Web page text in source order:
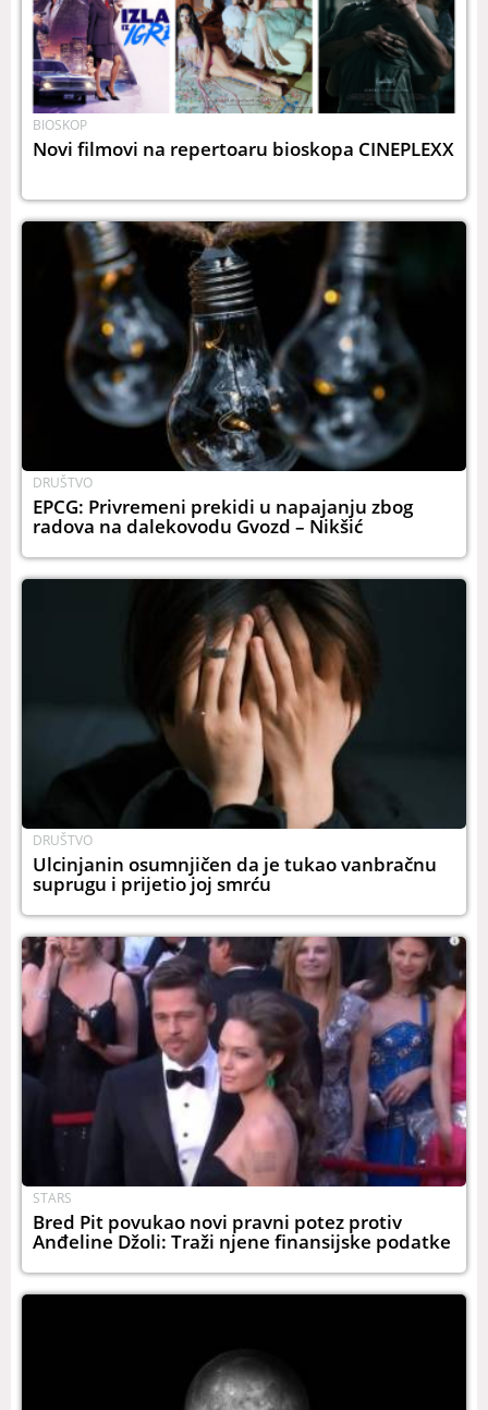
BIOSKOP
Novi filmovi na repertoaru bioskopa CINEPLEXX
DRUŠTVO
EPCG: Privremeni prekidi u napajanju zbog
radova na dalekovodu Gvozd – Nikšić
DRUŠTVO
Ulcinjanin osumnjičen da je tukao vanbračnu
suprugu i prijetio joj smrću
STARS
Bred Pit povukao novi pravni potez protiv
Anđeline Džoli: Traži njene finansijske podatke